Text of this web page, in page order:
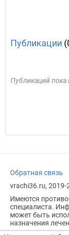
Публикации
Публикаций пока
Обратная связь
vrachi36.ru, 2019-
Имеются
специалиста.
может быть
назначения